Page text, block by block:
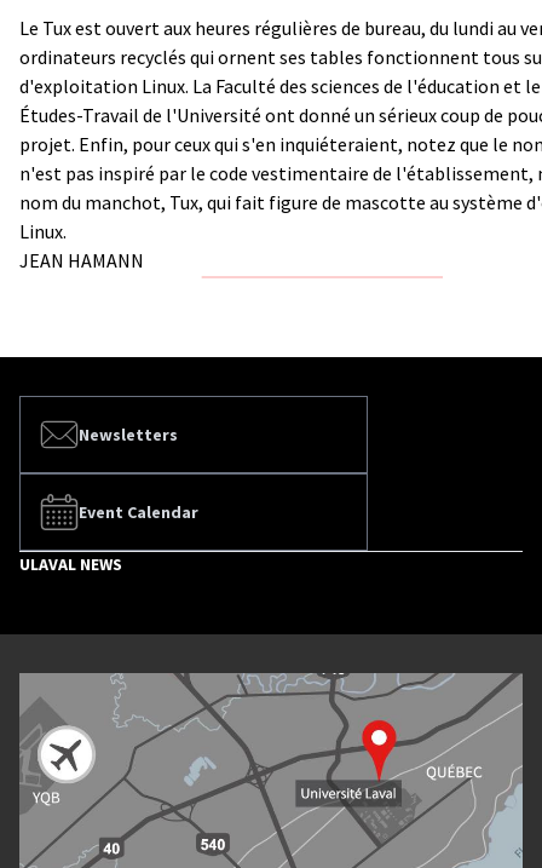
Le Tux est ouvert aux heures régulières de bureau, du lundi au
ordinateurs recyclés qui ornent ses tables fonctionnent tous
d'exploitation Linux. La Faculté des sciences de l'éducation et
Études-Travail de l'Université ont donné un sérieux coup de
projet. Enfin, pour ceux qui s'en inquiéteraient, notez que le
n'est pas inspiré par le code vestimentaire de l'établissement,
nom du manchot, Tux, qui fait figure de mascotte au système
Linux.
JEAN HAMANN
Newsletters
Event Calendar
ULAVAL NEWS